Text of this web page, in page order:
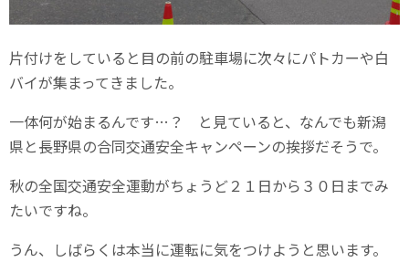
片付けをしていると目の前の駐車場に次々にパトカーや白
バイが集まってきました。
一体何が始まるんです…？ と見ていると、なんでも新潟
県と長野県の合同交通安全キャンペーンの挨拶だそうで。
秋の全国交通安全運動がちょうど２１日から３０日までみ
たいですね。
うん、しばらくは本当に運転に気をつけようと思います。